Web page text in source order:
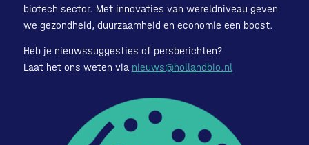
biotech sector. Met innovaties van wereldniveau geven
we gezondheid, duurzaamheid en economie een boost.
Heb je nieuwssuggesties of persberichten?
Laat het ons weten via nieuws@hollandbio.nl